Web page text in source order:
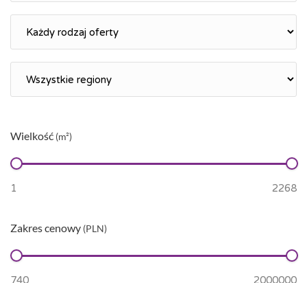
Wielkość (m²)
Zakres cenowy (PLN)